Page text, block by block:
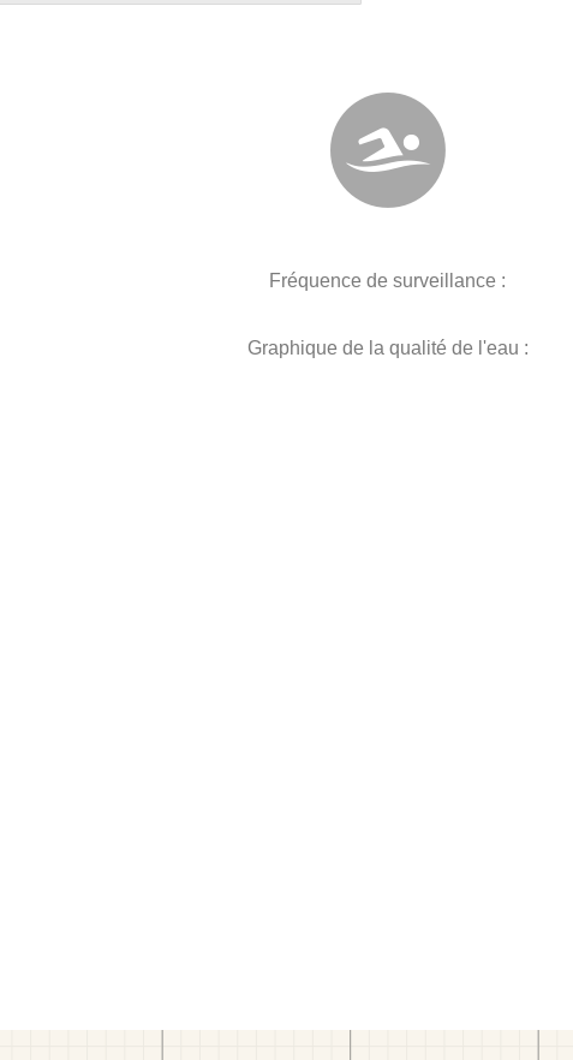
Fréquence de surveillance :
Graphique de la qualité de l'eau :